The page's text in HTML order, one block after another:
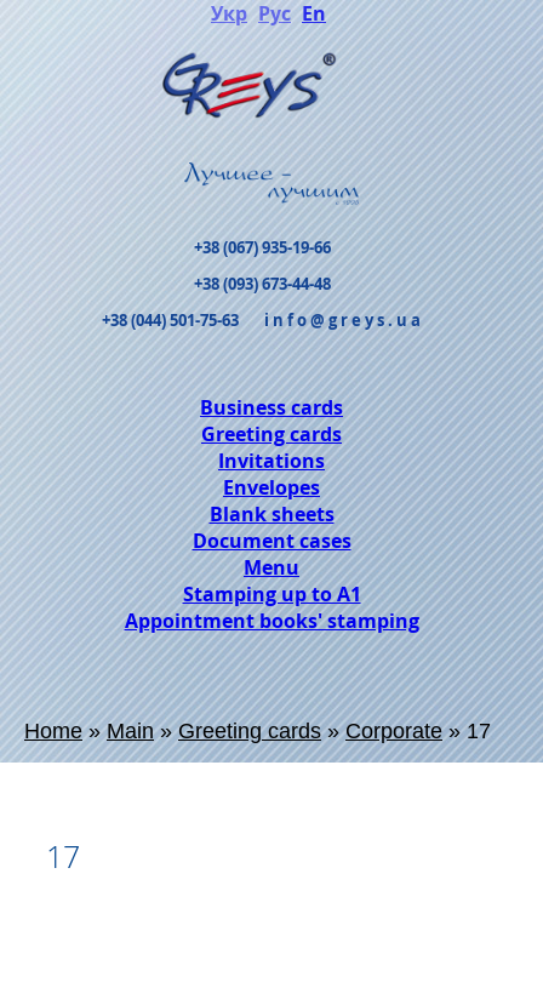
Укр Рус En
+38 (067) 935-19-66
+38 (093) 673-44-48
+38 (044) 501-75-63
info@greys.ua
Business cards
Greeting cards
Invitations
Envelopes
Blank sheets
Document cases
Menu
Stamping up to A1
Appointment books' stamping
Home»Main»Greeting cards»Corporate»17
17